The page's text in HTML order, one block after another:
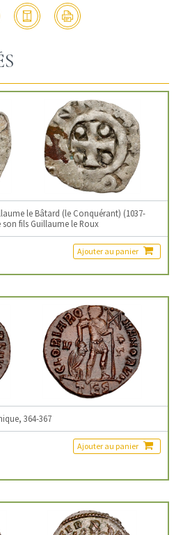
le Bâtard (le Conquérant) (1037-
son fils Guillaume le Roux
Ajouter au panier
364-367
Ajouter au panier